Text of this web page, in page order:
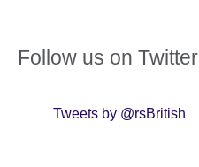
Follow us on Twitter
Tweets by @rsBritish